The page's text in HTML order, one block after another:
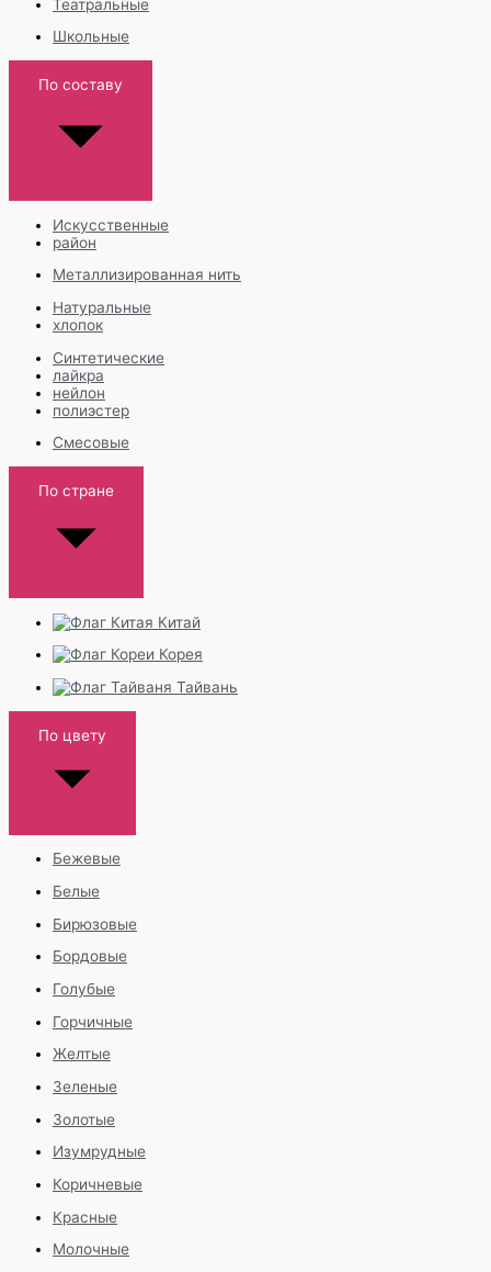
Театральные
Школьные
По составу
Искусственные
район
Металлизированная нить
Натуральные
хлопок
Синтетические
лайкра
нейлон
полиэстер
Смесовые
По стране
Китай
Корея
Тайвань
По цвету
Бежевые
Белые
Бирюзовые
Бордовые
Голубые
Горчичные
Желтые
Зеленые
Золотые
Изумрудные
Коричневые
Красные
Молочные